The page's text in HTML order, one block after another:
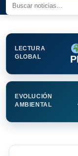
LECTURA
GLOBAL
EVOLUCIÓN
AMBIENTAL